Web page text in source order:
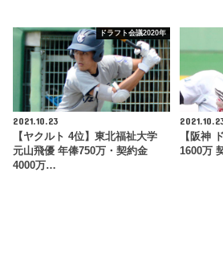
ドラフト会議2020年
2021.10.23
【ヤクルト 4位】東北福祉大学
元山飛優 年俸750万・契約金
4000万…
【阪神
1600万